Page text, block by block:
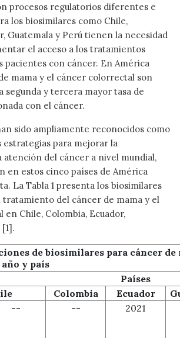
procesos regulatorios diferentes e
los biosimilares como Chile,
Guatemala y Perú tienen la necesidad
el acceso a los tratamientos
pacientes con cáncer. En América
mama y el cáncer colorrectal son
segunda y tercera mayor tasa de
con el cáncer.
sido ampliamente reconocidos como
estrategias para mejorar la
atención del cáncer a nivel mundial,
en estos cinco países de América
La Tabla 1 presenta los biosimilares
tratamiento del cáncer de mama y el
Chile, Colombia, Ecuador,
de biosimilares para cáncer de
y país
Países
Colombia Ecuador
-- -- 2021